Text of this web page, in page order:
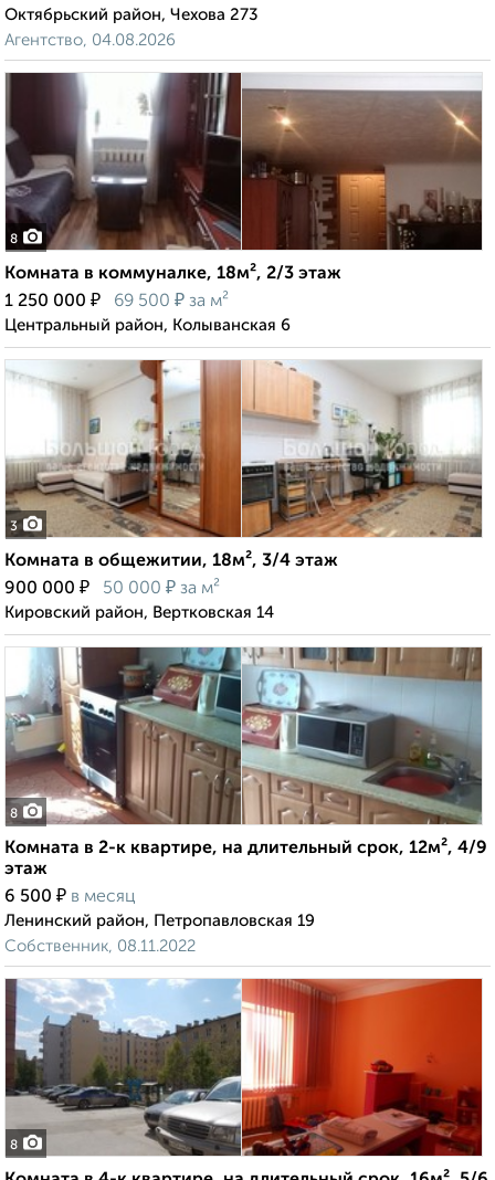
Октябрьский район, Чехова 273
Агентство, 04.08.2026
8
Комната в коммуналке, 18м², 2/3 этаж
1 250 000 ₽ 69 500 ₽ за м²
Центральный район, Колыванская 6
3
Комната в общежитии, 18м², 3/4 этаж
900 000 ₽ 50 000 ₽ за м²
Кировский район, Вертковская 14
8
Комната в 2-к квартире, на длительный срок, 12м², 4/9
этаж
6 500 ₽ в месяц
Ленинский район, Петропавловская 19
Собственник, 08.11.2022
8